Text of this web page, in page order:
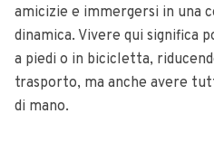
amicizie e immergersi in una
dinamica. Vivere qui significa
a piedi o in bicicletta,
trasporto, ma anche avere
di mano.